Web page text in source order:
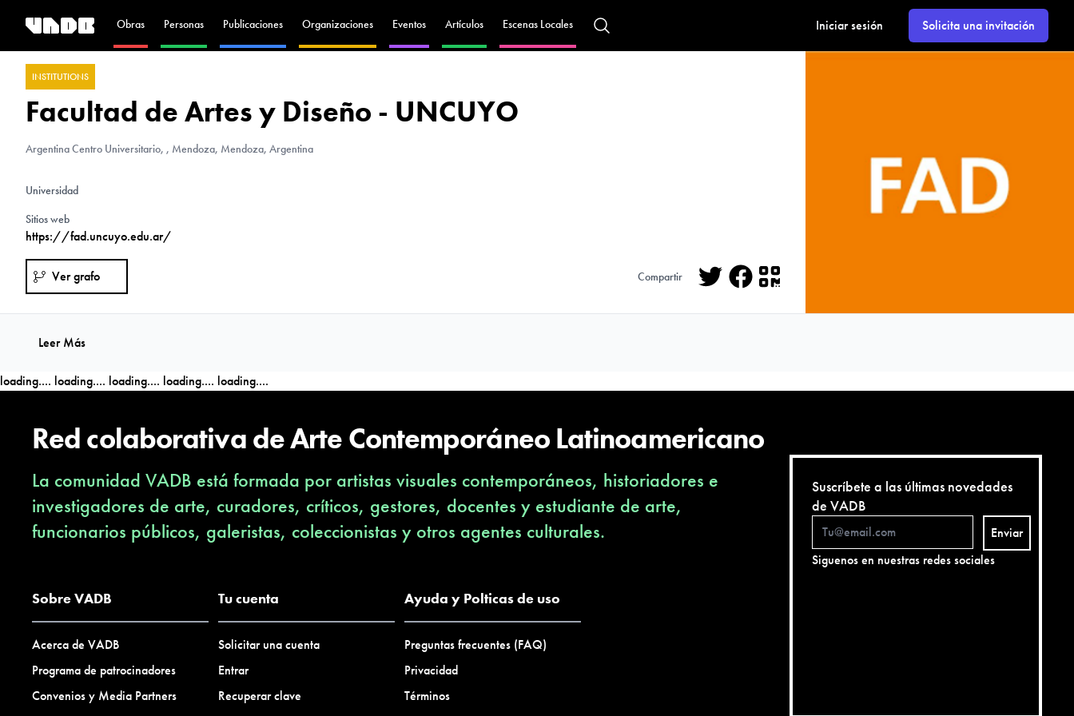
Obras Personas Publicaciones Organizaciones Eventos Artículos Escenas Locales Iniciar sesión Solicita una invitación
INSTITUTIONS
Facultad de Artes y Diseño - UNCUYO
ArgentinaCentro Universitario, , Mendoza, Mendoza, Argentina
Universidad
Sitios web
https://fad.uncuyo.edu.ar/
Ver grafo Compartir
Leer Más
loading.... loading.... loading.... loading.... loading....
Red colaborativa de Arte Contemporáneo Latinoamericano
La comunidad VADB está formada por artistas visuales contemporáneos, historiadores e
investigadores de arte, curadores, críticos, gestores, docentes y estudiante de arte,
funcionarios públicos, galeristas, coleccionistas y otros agentes culturales.
Sobre VADB
Acerca de VADB
Programa de patrocinadores
Convenios y Media Partners
Tu cuenta
Solicitar una cuenta
Entrar
Recuperar clave
Ayuda y Polticas de uso
Preguntas frecuentes (FAQ)
Privacidad
Términos
Suscríbete a las últimas novedades
de VADB
Enviar
Siguenos en nuestras redes sociales